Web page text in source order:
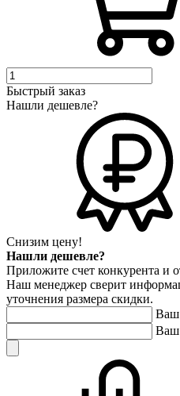
Быстрый заказ
Нашли дешевле?
Снизим цену!
Нашли дешевле?
Приложите счет конкурента и
Наш менеджер сверит
уточнения размера скидки.
Ваш